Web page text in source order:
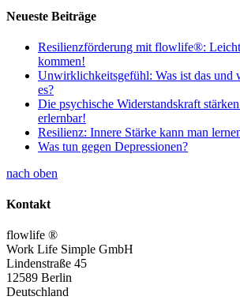
Neueste Beiträge
Resilienzförderung mit flowlife®:
kommen!
Unwirklichkeitsgefühl: Was ist das und
es?
Die psychische Widerstandskraft
erlernbar!
Resilienz: Innere Stärke kann man
Was tun gegen Depressionen?
nach oben
Kontakt
flowlife ®
Work Life Simple GmbH
Lindenstraße 45
12589 Berlin
Deutschland